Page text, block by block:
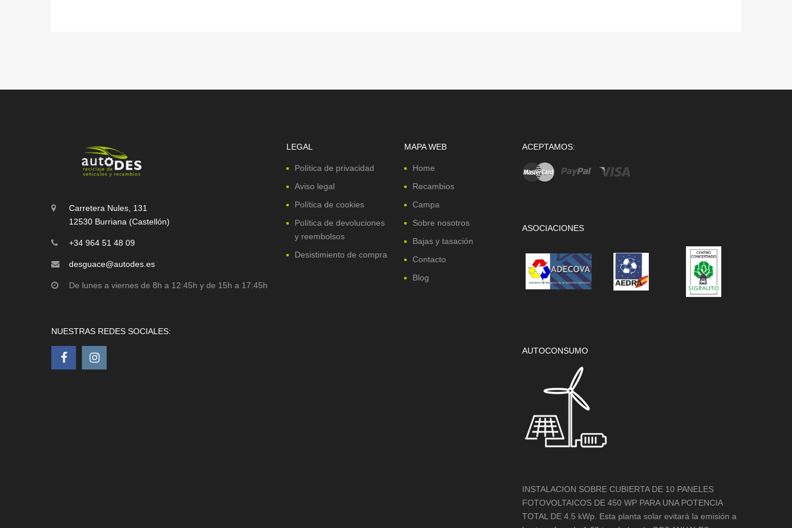
Carretera Nules, 131
12530 Burriana (Castellón)
+34 964 51 48 09
desguace@autodes.es
De lunes a viernes de 8h a 12:45h y de 15h a 17:45h
NUESTRAS REDES SOCIALES:
LEGAL
Política de privacidad
Aviso legal
Política de cookies
Política de devoluciones
y reembolsos
Desistimiento de compra
MAPA WEB
Home
Recambios
Campa
Sobre nosotros
Bajas y tasación
Contacto
Blog
ACEPTAMOS:
ASOCIACIONES
AUTOCONSUMO
INSTALACION SOBRE CUBIERTA DE 10 PANELES
FOTOVOLTAICOS DE 450 WP PARA UNA POTENCIA
TOTAL DE 4.5 kWp. Esta planta solar evitará la emisión a